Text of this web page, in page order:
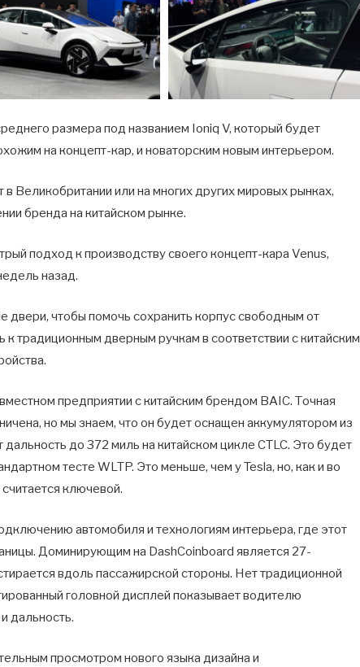
размера под названием Ioniq V, который будет
на концепт-кар, и новаторским новым интерьером.
Великобритании или на многих других мировых рынках,
бренда на китайском рынке.
подход к производству своего концепт-кара Venus,
назад.
двери, чтобы помочь сохранить корпус свободным от
традиционным дверным ручкам в соответствии с китайским
предприятии с китайским брендом BAIC. Точная
но мы знаем, что он будет оснащен аккумулятором из
до 372 миль на китайском цикле CTLC. Это будет
тесте WLTP. Это меньше, чем у Tesla, но, как и во
ключевой.
автомобиля и технологиям интерьера, где этот
Доминирующим на DashCoinboard является 27-
вдоль пассажирской стороны. Нет традиционной
головной дисплей показывает водителю
дальность.
просмотром нового языка дизайна и